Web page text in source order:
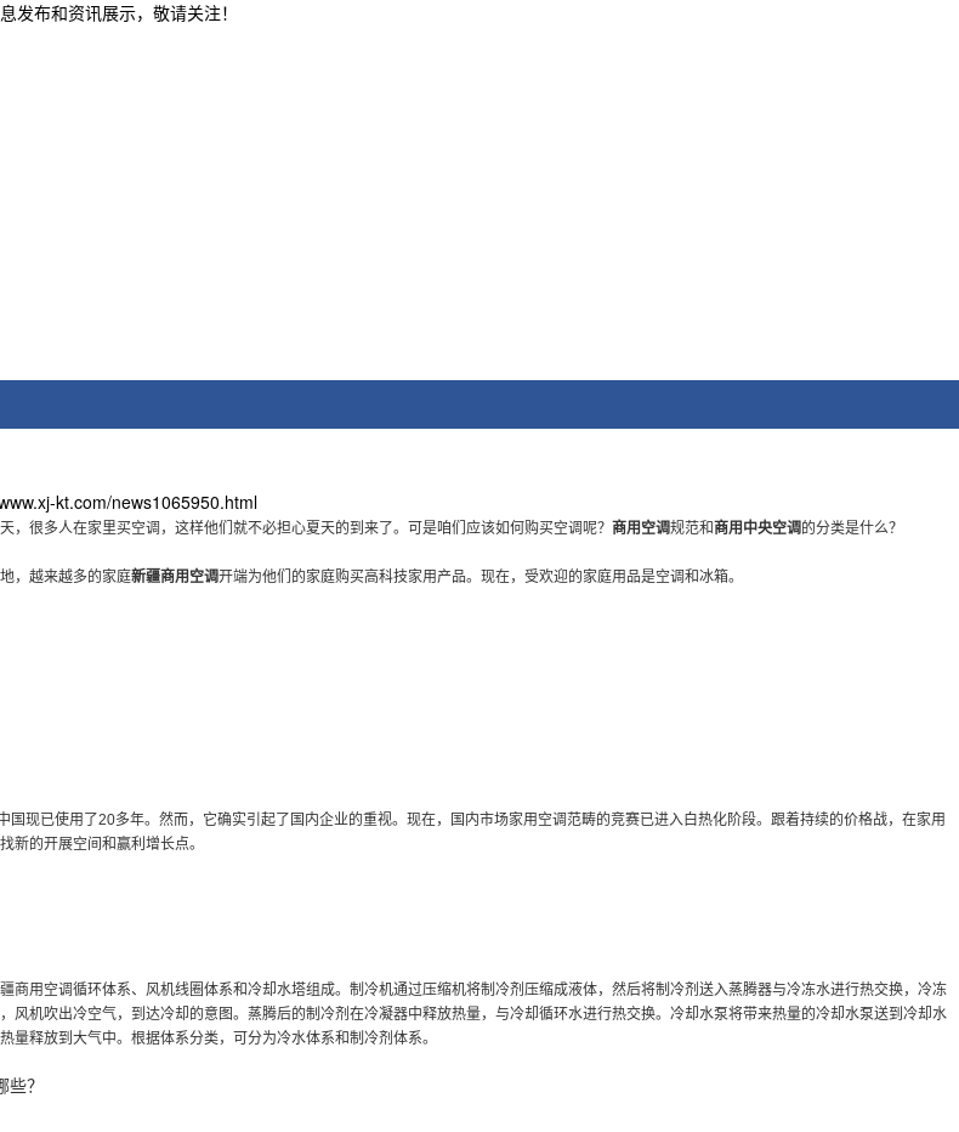
发布和资讯展示，敬请关注！
kt.com/news1065950.html
，很多人在家里买空调，这样他们就不必担心夏天的到来了。可是咱们应该如何购买空调呢？ 商用空调规范和 商用中央空调的分类是什么？
，越来越多的家庭新疆商用空调开端为他们的家庭购买高科技家用产品。现在，受欢迎的家庭用品是空调和冰箱。
国现已使用了20多年。然而，它确实引起了国内企业的重视。现在，国内市场家用空调范畴的竞赛已进入白热化阶段。跟着持续的价格战，在家用
新的开展空间和赢利增长点。
商用空调循环体系、风机线圈体系和冷却水塔组成。制冷机通过压缩机将制冷剂压缩成液体，然后将制冷剂送入蒸腾器与冷冻水进行热交换，冷冻
风机吹出冷空气，到达冷却的意图。蒸腾后的制冷剂在冷凝器中释放热量，与冷却循环水进行热交换。冷却水泵将带来热量的冷却水泵送到冷却水
释放到大气中。根据体系分类，可分为冷水体系和制冷剂体系。
？